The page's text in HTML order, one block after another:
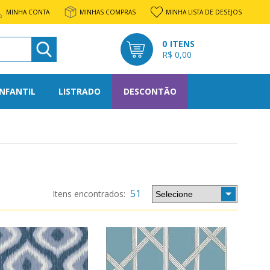
MINHA CONTA MINHAS COMPRAS MINHA LISTA DE DESEJOS
0
R$ 0,00
LISTRADO DESCONTÃO
51